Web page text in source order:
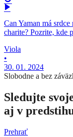
Can Yaman má
charite? Pozrite, kde
Viola
•
30. 01. 2024
Slobodne a bez
Sledujte
aj v
Prehrať